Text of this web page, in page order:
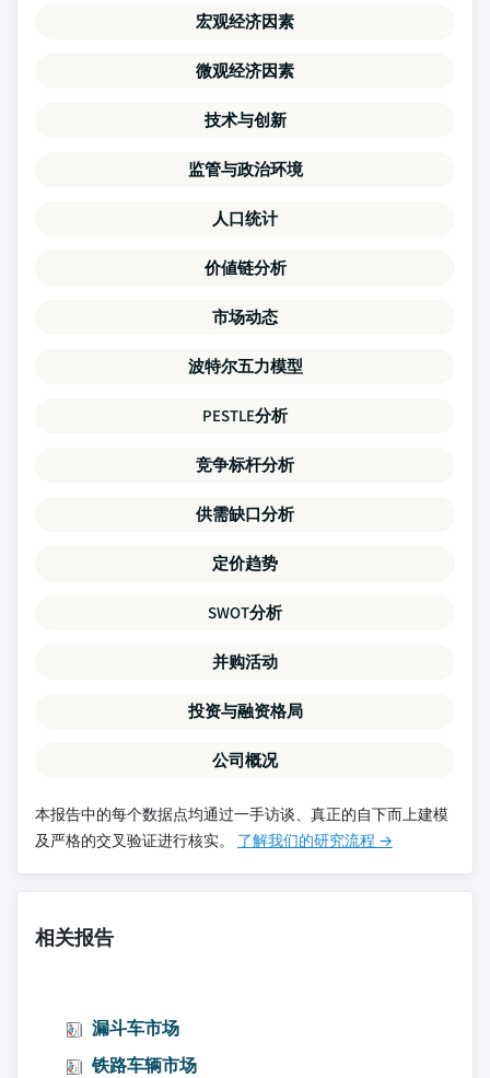
宏观经济因素
微观经济因素
技术与创新
监管与政治环境
人口统计
价値链分析
市场动态
波特尔五力模型
PESTLE分析
竞争标杆分析
供需缺口分析
定价趋势
SWOT分析
并购活动
投资与融资格局
公司概况
本报告中的每个数据点均通过一手访谈、真正的自下而上建模
及严格的交叉验证进行核实。 了解我们的研究流程 →
相关报告
漏斗车市场
铁路车辆市场